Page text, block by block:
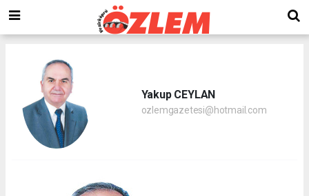
Yakup CEYLAN
ozlemgazetesi@hotmail.com